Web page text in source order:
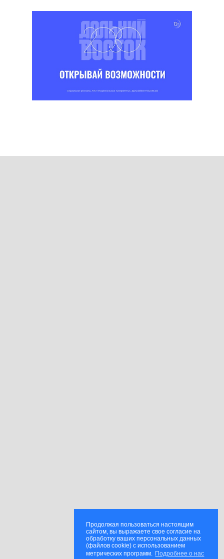
Продолжая пользоваться настоящим
сайтом, вы выражаете свое согласие на
обработку ваших персональных данных
(файлов cookie) с использованием
метрических программ. Подробнее о нас